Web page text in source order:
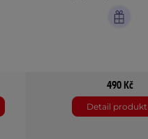
490 Kč
Detail